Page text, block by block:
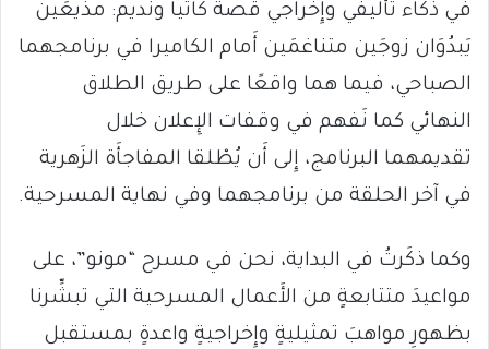
في ذكاء تأْليفي وإِخراجي قصة كاتيا ونديم: مذيعَين
يَبدُوَان زوجَين متناغمَين أَمام الكاميرا في برنامجهما
الصباحي، فيما هما واقعًا على طريق الطلاق
النهائي كما نَفهم في وقفات الإِعلان خلال
تقديمهما البرنامج، إِلى أَن يُطْلقا المفاجأَة الزَهرية
في آخر الحلقة من برنامجهما وفي نهاية المسرحية.
وكما ذكَرتُ في البداية، نحن في مسرح “مونو”، على
مواعيدَ متتابعةٍ من الأَعمال المسرحية التي تبشِّرنا
بظهورِ مواهبَ تمثيليةٍ وإِخراجيةٍ واعدةٍ بمستقبل